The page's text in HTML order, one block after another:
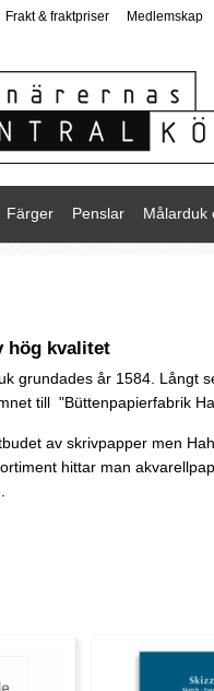
Frakt & fraktpriser
Medlemskap
Färger Penslar Målarduk
hög kvalitet
grundades år 1584. Långt
till "Büttenpapierfabrik
av skrivpapper men
hittar man